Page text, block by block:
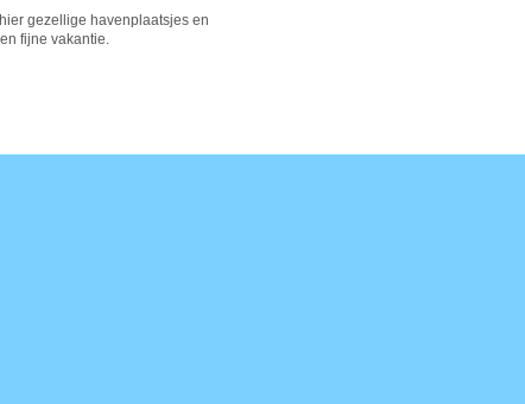
gezellige havenplaatsjes en
fijne vakantie.